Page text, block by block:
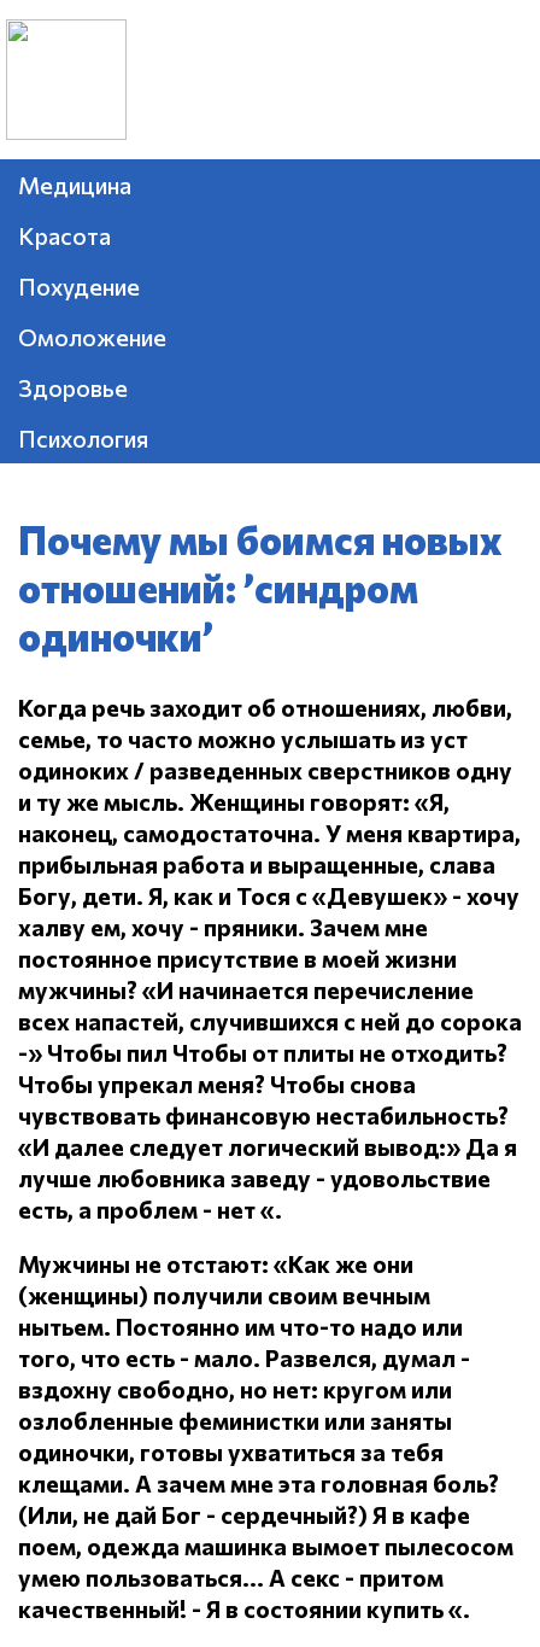
Медицина
Красота
Похудение
Омоложение
Здоровье
Психология
Почему мы боимся новых
отношений: ’синдром
одиночки’
Когда речь заходит об отношениях, любви,
семье, то часто можно услышать из уст
одиноких / разведенных сверстников одну
и ту же мысль. Женщины говорят: «Я,
наконец, самодостаточна. У меня квартира,
прибыльная работа и выращенные, слава
Богу, дети. Я, как и Тося с «Девушек» - хочу
халву ем, хочу - пряники. Зачем мне
постоянное присутствие в моей жизни
мужчины? «И начинается перечисление
всех напастей, случившихся с ней до сорока
-» Чтобы пил Чтобы от плиты не отходить?
Чтобы упрекал меня? Чтобы снова
чувствовать финансовую нестабильность?
«И далее следует логический вывод:» Да я
лучше любовника заведу - удовольствие
есть, а проблем - нет «.
Мужчины не отстают: «Как же они
(женщины) получили своим вечным
нытьем. Постоянно им что-то надо или
того, что есть - мало. Развелся, думал -
вздохну свободно, но нет: кругом или
озлобленные феминистки или заняты
одиночки, готовы ухватиться за тебя
клещами. А зачем мне эта головная боль?
(Или, не дай Бог - сердечный?) Я в кафе
поем, одежда машинка вымоет пылесосом
умею пользоваться... А секс - притом
качественный! - Я в состоянии купить «.